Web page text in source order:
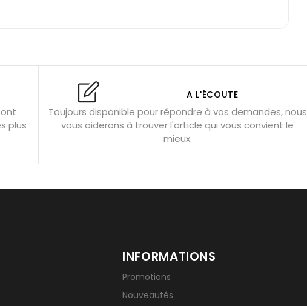
pierres
Fluorite : pierre la plus colorée
méditation
Bracelets de perles pour homme
ce qu’une gemme ? Signification des pierres de naissance
plus
A L'ÉCOUTE
Toujours disponible pour répondre à vos demandes, nous
vous aiderons à trouver l'article qui vous convient le
mieux.
INFORMATIONS
Promotions
Nouveautés